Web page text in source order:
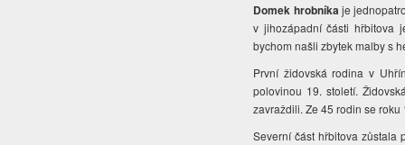
Domek hrobníka je
v jihozápadní části hřbitova
bychom našli zbytek malby s
První židovská rodina v
polovinou 19. století.
zavraždili. Ze 45 rodin se
Severní část hřbitova zůstala